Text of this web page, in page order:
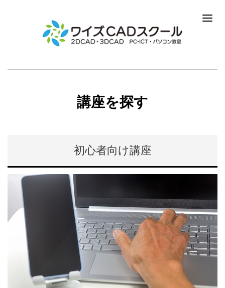
講座を探す
初心者向け講座